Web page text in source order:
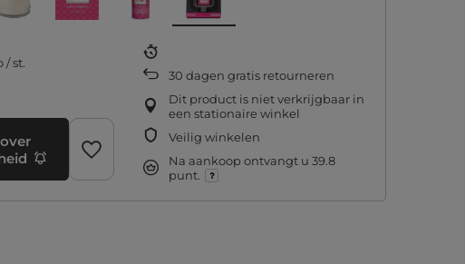
/st.
30 dagen gratis retourneren
Dit product is niet verkrijgbaar in
een stationaire winkel
Veilig winkelen
Na aankoop ontvangt u 39.8
punt.